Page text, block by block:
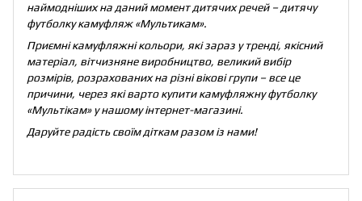
наймодніших на даний момент дитячих речей – дитячу
футболку камуфляж «Мультикам».
Приємні камуфляжні кольори, які зараз у тренді, якісний
матеріал, вітчизняне виробництво, великий вибір
розмірів, розрахованих на різні вікові групи – все це
причини, через які варто купити камуфляжну футболку
«Мультікам» у нашому інтернет-магазині.
Даруйте радість своїм діткам разом із нами!